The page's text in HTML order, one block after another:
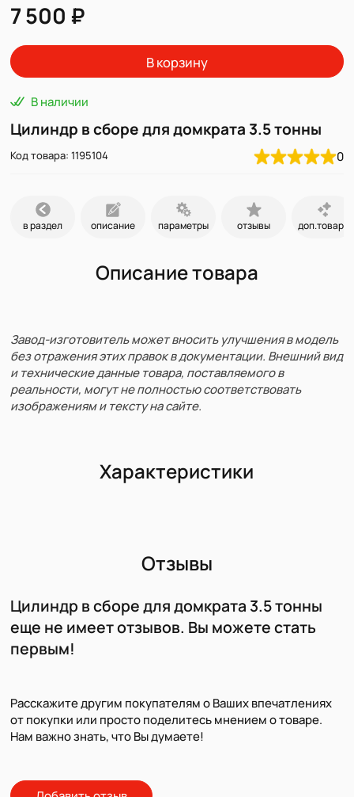
7 500 ₽
В корзину
В наличии
Цилиндр в сборе для домкрата 3.5 тонны
Код товара: 1195104 0
в раздел описание параметры отзывы доп.товары
Описание товара
Завод-изготовитель может вносить улучшения в модель
без отражения этих правок в документации. Внешний вид
и технические данные товара, поставляемого в
реальности, могут не полностью соответствовать
изображениям и тексту на сайте.
Характеристики
Отзывы
Цилиндр в сборе для домкрата 3.5 тонны
еще не имеет отзывов. Вы можете стать
первым!
Расскажите другим покупателям о Ваших впечатлениях
от покупки или просто поделитесь мнением о товаре.
Нам важно знать, что Вы думаете!